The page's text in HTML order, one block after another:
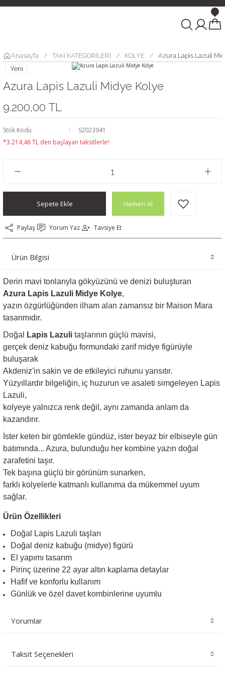
Anasayfa TAKI KATEGORİLERİ KOLYE
Azura Lapis Lazuli
Yeni
Azura Lapis Lazuli Midye Kolye
9.200,00 TL
Stok Kodu
S2023941
*3.214,48 TL den başlayan taksitlerle!
Sepete Ekle Hemen Al
Yorum Yaz Tavsiye Et
Paylaş
Ürün Bilgisi
Derin mavi tonlarıyla gökyüzünü ve denizi buluşturan
Azura Lapis Lazuli Midye Kolye,
yazın özgürlüğünden ilham alan zamansız bir Maison Mara
tasarımıdır.
Doğal
Lapis Lazuli taşlarının güçlü mavisi,
gerçek deniz kabuğu formundaki zarif midye figürüyle
buluşarak
Akdeniz'in sakin ve de etkileyici ruhunu yansıtır.
Yüzyıllardır bilgeliğin, iç huzurun ve asaleti simgeleyen Lapis
Lazuli,
kolyeye yalnızca renk değil, aynı zamanda anlam da
kazandırır.
İster keten bir gömlekle gündüz, ister beyaz bir elbiseyle gün
batımında... Azura, bulunduğu her kombine yazın doğal
zarafetini taşır.
Tek başına güçlü bir görünüm sunarken,
farklı kolyelerle katmanlı kullanıma da mükemmel uyum
sağlar.
Ürün Özellikleri
Doğal Lapis Lazuli taşları
Doğal deniz kabuğu (midye) figürü
El yapımı tasarım
Pirinç üzerine 22 ayar altın kaplama detaylar
Hafif ve konforlu kullanım
Günlük ve özel davet kombinlerine uyumlu
Yorumlar
Bu ürüne ilk yorumu siz yapın!
Taksit Seçenekleri